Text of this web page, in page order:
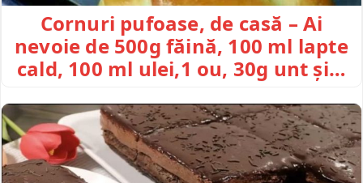
Cornuri pufoase, de casă – Ai
nevoie de 500g făină, 100 ml lapte
cald, 100 ml ulei,1 ou, 30g unt și…